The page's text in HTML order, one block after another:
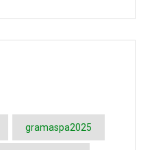
gramaspa2025